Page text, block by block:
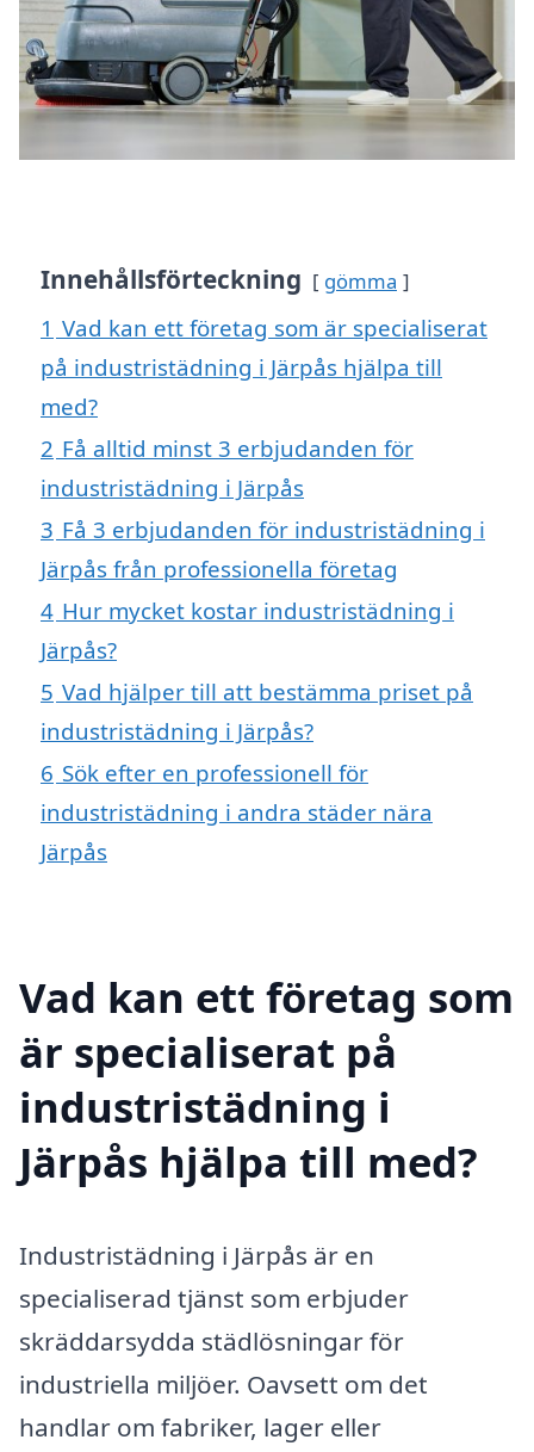
Innehållsförteckning gömma
1 Vad kan ett företag som är specialiserat
på industristädning i Järpås hjälpa till
med?
2 Få alltid minst 3 erbjudanden för
industristädning i Järpås
3 Få 3 erbjudanden för industristädning i
Järpås från professionella företag
4 Hur mycket kostar industristädning i
Järpås?
5 Vad hjälper till att bestämma priset på
industristädning i Järpås?
6 Sök efter en professionell för
industristädning i andra städer nära
Järpås
Vad kan ett företag som
är specialiserat på
industristädning i
Järpås hjälpa till med?
Industristädning i Järpås är en
specialiserad tjänst som erbjuder
skräddarsydda städlösningar för
industriella miljöer. Oavsett om det
handlar om fabriker, lager eller